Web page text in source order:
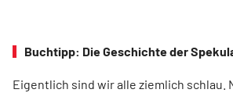
Buchtipp: Die Geschichte der
Eigentlich sind wir alle ziemlich schlau.